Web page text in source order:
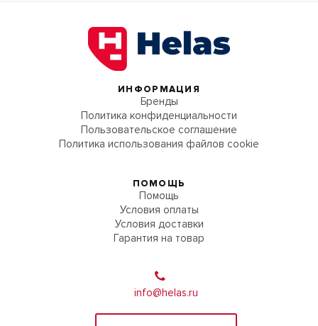
ИНФОРМАЦИЯ
Бренды
Политика конфиденциальности
Пользовательское соглашение
Политика использования файлов cookie
ПОМОЩЬ
Помощь
Условия оплаты
Условия доставки
Гарантия на товар
info@helas.ru